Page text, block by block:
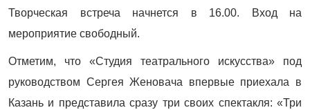
Творческая встреча начнется в 16.00. Вход на
мероприятие свободный.
Отметим, что «Студия театрального искусства» под
руководством Сергея Женовача впервые приехала в
Казань и представила сразу три своих спектакля: «Три